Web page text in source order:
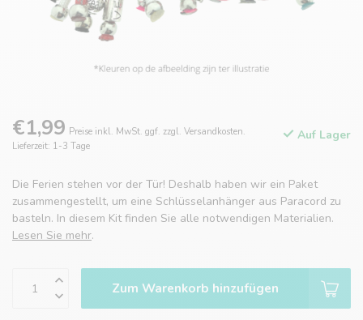
€1,99 Preise inkl. MwSt. ggf. zzgl. Versandkosten.
Lieferzeit: 1-3 Tage
Auf Lager
Die Ferien stehen vor der Tür! Deshalb haben wir ein Paket
zusammengestellt, um eine Schlüsselanhänger aus Paracord zu
basteln. In diesem Kit finden Sie alle notwendigen Materialien.
Lesen Sie mehr.
Zum Warenkorb hinzufügen